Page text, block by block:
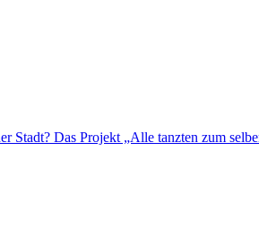
Stadt? Das Projekt „Alle tanzten zum